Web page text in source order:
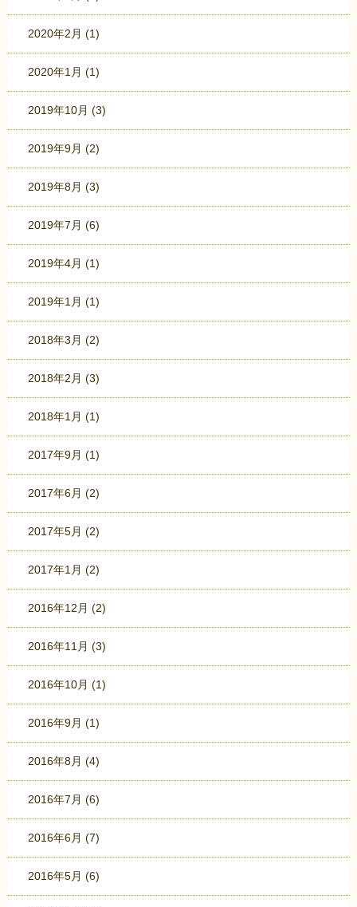
2020年2月 (1)
2020年1月 (1)
2019年10月 (3)
2019年9月 (2)
2019年8月 (3)
2019年7月 (6)
2019年4月 (1)
2019年1月 (1)
2018年3月 (2)
2018年2月 (3)
2018年1月 (1)
2017年9月 (1)
2017年6月 (2)
2017年5月 (2)
2017年1月 (2)
2016年12月 (2)
2016年11月 (3)
2016年10月 (1)
2016年9月 (1)
2016年8月 (4)
2016年7月 (6)
2016年6月 (7)
2016年5月 (6)